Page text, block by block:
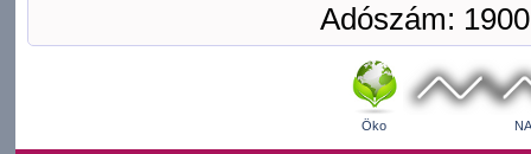
Adószám:
Öko